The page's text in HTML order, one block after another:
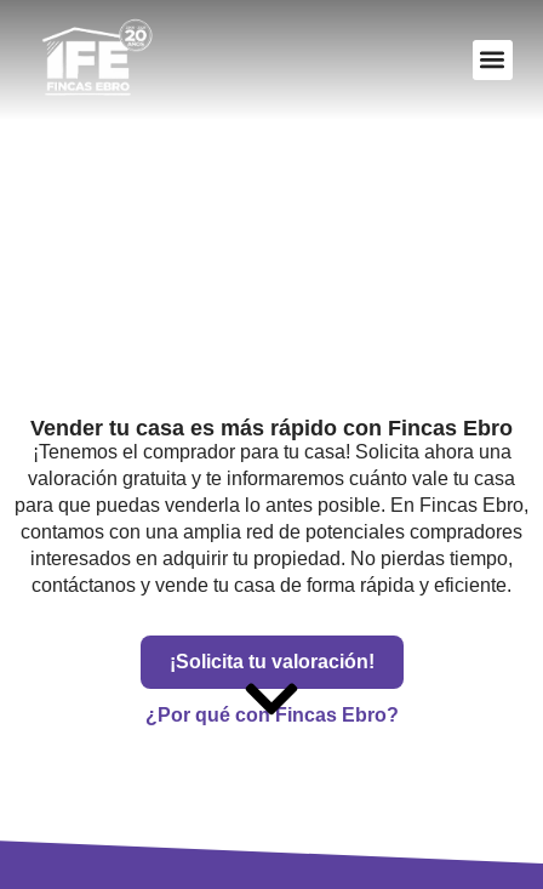
Vender tu casa es más rápido con Fincas Ebro
¡Tenemos el comprador para tu casa! Solicita ahora una
valoración gratuita y te informaremos cuánto vale tu casa
para que puedas venderla lo antes posible. En Fincas Ebro,
contamos con una amplia red de potenciales compradores
interesados en adquirir tu propiedad. No pierdas tiempo,
contáctanos y vende tu casa de forma rápida y eficiente.
¡Solicita tu valoración!
¿Por qué con Fincas Ebro?